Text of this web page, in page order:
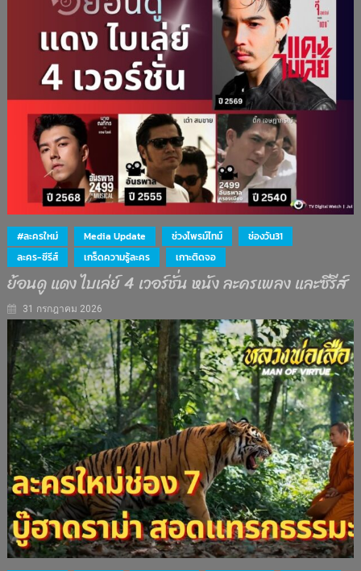
#ละครใหม่ Media Update ช่วงไพรม์ไทม์
ช่องวัน31
ละคร-ซีรีส์
เกร็ดความรู้ละคร เกาะติดจอ
ย้อนดู แดง ไบเล่ย์ 4 เวอร์ชั่น หนัง ละครเพลง และซีรีส์
31 กรกฎาคม 2026